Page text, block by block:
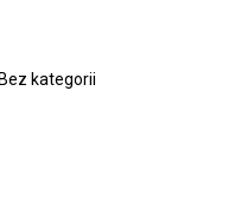
Bez kategorii